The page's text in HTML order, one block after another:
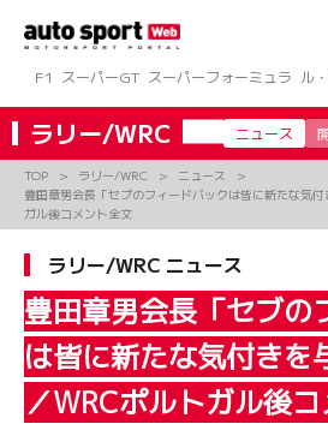
ツ
へ
ス
キ
F1 スーパーGT スーパーフォーミュラ ル
ラリー/WRC ニュース
TOP ラリー/WRC
ニュース
豊田章男会長「セブのフィードバックは皆に新たな気
ガル後コメント全文
ラリー/WRC ニュース
豊田章男会長「セブの
は皆に新たな気付きを
／WRCポルトガル後